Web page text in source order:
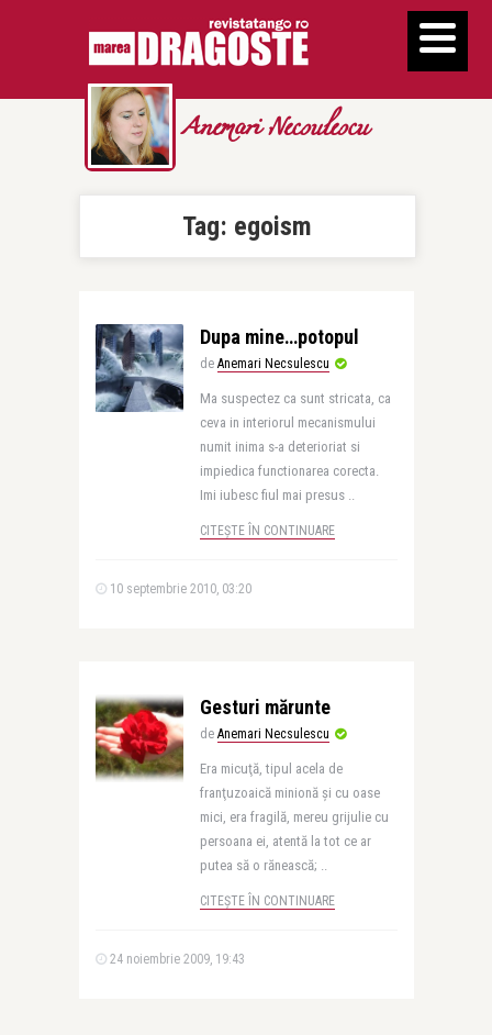
Anemari Necsulescu
Tag: egoism
Dupa mine…potopul
de Anemari Necsulescu
Ma suspectez ca sunt stricata, ca
ceva in interiorul mecanismului
numit inima s-a deterioriat si
impiedica functionarea corecta.
Imi iubesc fiul mai presus ..
CITEȘTE ÎN CONTINUARE
10 septembrie 2010, 03:20
Gesturi mărunte
de Anemari Necsulescu
Era micuţă, tipul acela de
franţuzoaică minionă şi cu oase
mici, era fragilă, mereu grijulie cu
persoana ei, atentă la tot ce ar
putea să o rănească; ..
CITEȘTE ÎN CONTINUARE
24 noiembrie 2009, 19:43